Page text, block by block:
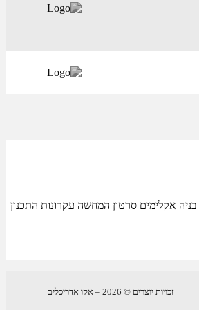
עיריית באר שבעסטטוס: תחרות אדריכלית, 2013 נווה מדבר אקלימי בנגב אלמנטי בניה אקלימים סרטון המחשה עקרונות התכנון
זכויות יוצרים © 2026 – אקו אדריכלים